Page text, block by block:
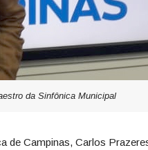
da Sinfônica Municipal
de Campinas, Carlos